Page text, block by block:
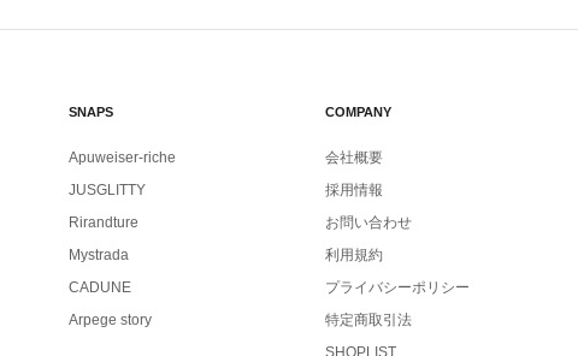
SNAPS
Apuweiser-riche
JUSGLITTY
Rirandture
Mystrada
CADUNE
Arpege story
COMPANY
会社概要
採用情報
お問い合わせ
利用規約
プライバシーポリシー
特定商取引法
SHOPLIST